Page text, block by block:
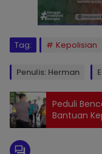
Tag: Kepolisian
Penulis: Herman
Peduli
Bantuan